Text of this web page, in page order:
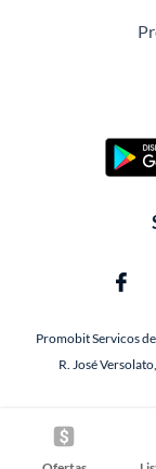
Promobit Servicos
R. José